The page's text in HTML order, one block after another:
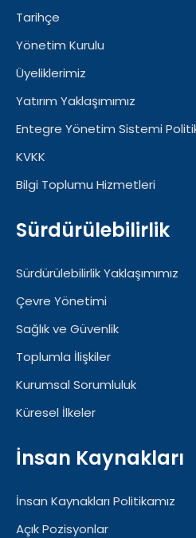
Tarihçe
Yönetim Kurulu
Üyeliklerimiz
Yatırım Yaklaşımımız
Entegre Yönetim Sistemi
KVKK
Bilgi Toplumu Hizmetleri
Sürdürülebilirlik
Sürdürülebilirlik Yaklaşımımız
Çevre Yönetimi
Sağlık ve Güvenlik
Toplumla İlişkiler
Kurumsal Sorumluluk
Küresel İlkeler
İnsan Kaynakları
İnsan Kaynakları Politikamız
Açık Pozisyonlar